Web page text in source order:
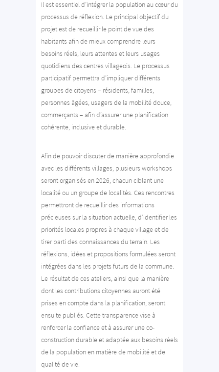
Il est essentiel d’intégrer la population au cœur du
processus de réflexion. Le principal objectif du
projet est de recueillir le point de vue des
habitants afin de mieux comprendre leurs
besoins réels, leurs attentes et leurs usages
quotidiens des centres villageois. Le processus
participatif permettra d’impliquer différents
groupes de citoyens – résidents, familles,
personnes âgées, usagers de la mobilité douce,
commerçants – afin d’assurer une planification
cohérente, inclusive et durable.
Afin de pouvoir discuter de manière approfondie
avec les différents villages, plusieurs workshops
seront organisés en 2026, chacun ciblant une
localité ou un groupe de localités. Ces rencontres
permettront de recueillir des informations
précieuses sur la situation actuelle, d’identifier les
priorités locales propres à chaque village et de
tirer parti des connaissances du terrain. Les
réflexions, idées et propositions formulées seront
intégrées dans les projets futurs de la commune.
Le résultat de ces ateliers, ainsi que la manière
dont les contributions citoyennes auront été
prises en compte dans la planification, seront
ensuite publiés. Cette transparence vise à
renforcer la confiance et à assurer une co-
construction durable et adaptée aux besoins réels
de la population en matière de mobilité et de
qualité de vie.